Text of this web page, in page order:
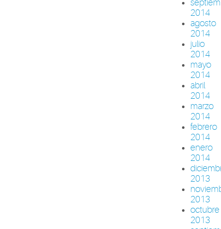
2014
agosto
2014
julio
2014
mayo
2014
abril
2014
marzo
2014
febrero
2014
enero
2014
2013
2013
octubre
2013